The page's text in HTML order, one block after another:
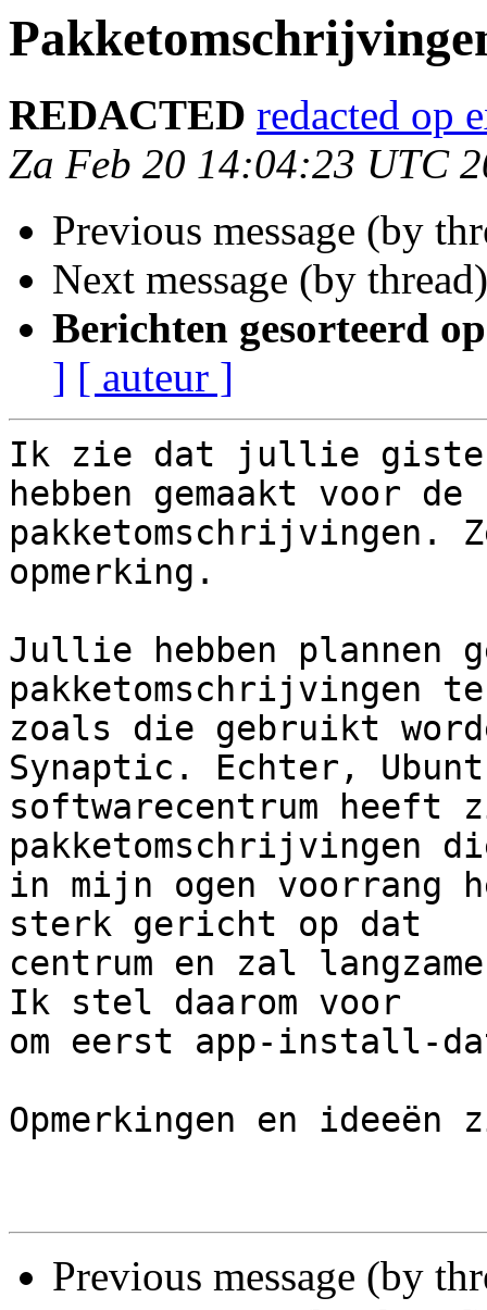
REDACTED redacted op
Za Feb 20 14:04:23 UTC
Previous message (by
Next message (by
Berichten gesorteerd
] [ auteur ]
Ik zie dat jullie
hebben gemaakt voor de
pakketomschrijvingen.
opmerking.
Jullie hebben plannen
pakketomschrijvingen
zoals die gebruikt
Synaptic. Echter,
softwarecentrum heeft
pakketomschrijvingen
in mijn ogen voorrang
sterk gericht op dat
centrum en zal
Ik stel daarom voor
om eerst app-install-
Opmerkingen en ideeën
Previous message (by